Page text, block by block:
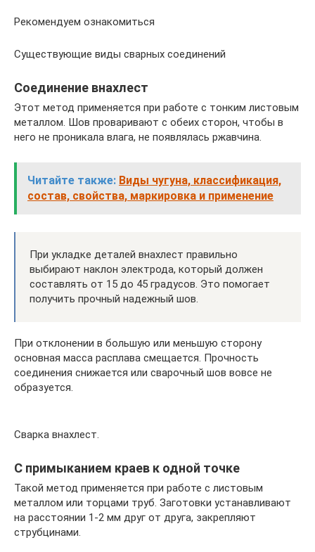
Рекомендуем ознакомиться
Существующие виды сварных соединений
Соединение внахлест
Этот метод применяется при работе с тонким листовым
металлом. Шов проваривают с обеих сторон, чтобы в
него не проникала влага, не появлялась ржавчина.
Читайте также: Виды чугуна, классификация,
состав, свойства, маркировка и применение
При укладке деталей внахлест правильно
выбирают наклон электрода, который должен
составлять от 15 до 45 градусов. Это помогает
получить прочный надежный шов.
При отклонении в большую или меньшую сторону
основная масса расплава смещается. Прочность
соединения снижается или сварочный шов вовсе не
образуется.
Сварка внахлест.
С примыканием краев к одной точке
Такой метод применяется при работе с листовым
металлом или торцами труб. Заготовки устанавливают
на расстоянии 1-2 мм друг от друга, закрепляют
струбцинами.